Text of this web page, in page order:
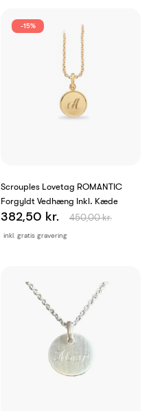
Scrouples Lovetag ROMANTIC
Forgyldt Vedhæng Inkl. Kæde
inkl. gratis gravering
382,50 kr. 450,00 kr.
-15%